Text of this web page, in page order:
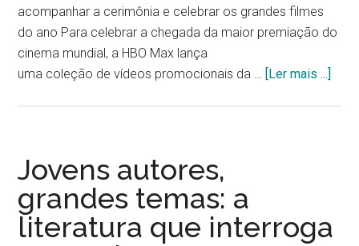
acompanhar a cerimônia e celebrar os grandes filmes
do ano Para celebrar a chegada da maior premiação do
cinema mundial, a HBO Max lança
uma coleção de vídeos promocionais da …
[Ler mais ...]
Jovens autores,
grandes temas: a
literatura que interroga